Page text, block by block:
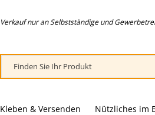
Verkauf nur an Selbstständige und
Kleben & Versenden Nützliches im